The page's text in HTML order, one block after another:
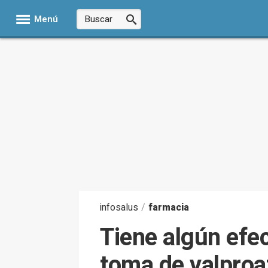
Menú
infosalus / farmacia
Tiene algún